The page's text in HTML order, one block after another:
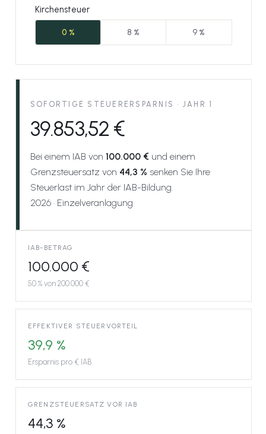
Kirchensteuer
0 % 8 % 9 %
SOFORTIGE STEUERERSPARNIS · JAHR 1
39.853,52 €
Bei einem IAB von 100.000 € und einem
Grenzsteuersatz von 44,3 % senken Sie Ihre
Steuerlast im Jahr der IAB-Bildung.
2026 · Einzelveranlagung
IAB-BETRAG
100.000 €
50 % von 200.000 €
EFFEKTIVER STEUERVORTEIL
39,9 %
Ersparnis pro € IAB
GRENZSTEUERSATZ VOR IAB
44,3 %